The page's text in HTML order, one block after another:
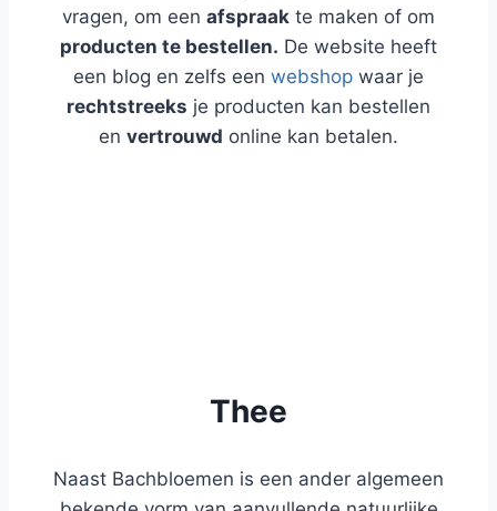
vragen, om een afspraak te maken of om
producten te bestellen. De website heeft
een blog en zelfs een webshop waar je
rechtstreeks je producten kan bestellen
en vertrouwd online kan betalen.
Thee
Naast Bachbloemen is een ander algemeen